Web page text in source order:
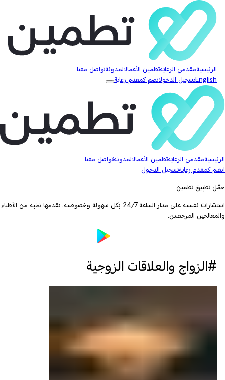
الرئيسيةمقدمي الرعايةتطمين الأعمالالمدونةتواصل معنا
Englishتسجيل الدخولانضم كمقدم رعاية
الرئيسيةمقدمي الرعايةتطمين الأعمالالمدونةتواصل معنا
انضم كمقدم رعايةتسجيل الدخول
حمّل تطبيق تطمين
استشارات نفسية على مدار الساعة 24/7 بكل سهولة وخصوصية. يقدمها نخبة من الأطباء
والمعالجين المرخصين.
#الزواج والعلاقات الزوجية